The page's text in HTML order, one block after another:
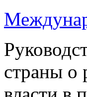
страны о